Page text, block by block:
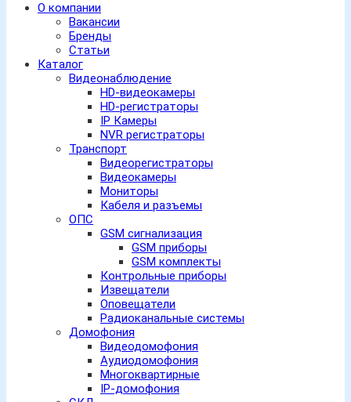
О компании
Вакансии
Бренды
Статьи
Каталог
Видеонаблюдение
HD-видеокамеры
HD-регистраторы
IP Камеры
NVR регистраторы
Транспорт
Видеорегистраторы
Видеокамеры
Мониторы
Кабеля и разъемы
ОПС
GSM сигнализация
GSM приборы
GSM комплекты
Контрольные приборы
Извещатели
Оповещатели
Радиоканальные системы
Домофония
Видеодомофония
Аудиодомофония
Многоквартирные
IP-домофония